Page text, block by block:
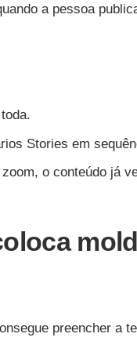
a pessoa
Stories em
o conteúdo já
preencher a